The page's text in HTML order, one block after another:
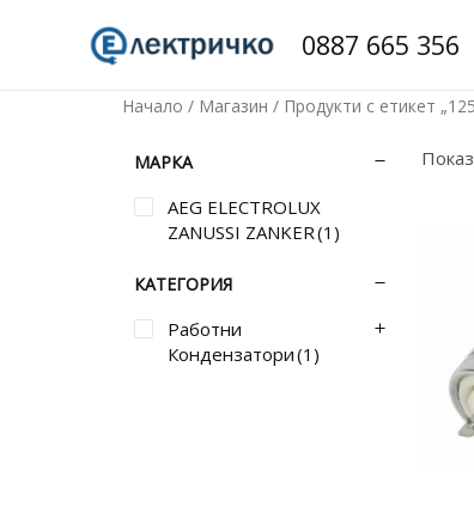
0887 665 356
Начало / Магазин / Продукти с етикет
МАРКА
AEG ELECTROLUX
ZANUSSI ZANKER(1)
КАТЕГОРИЯ
Работни
Кондензатори(1)